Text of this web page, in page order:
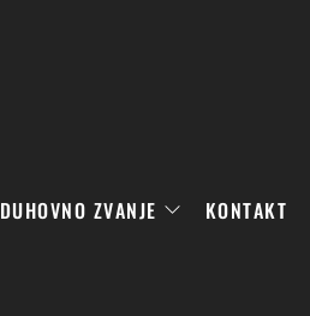
DUHOVNO ZVANJE KONTAKT